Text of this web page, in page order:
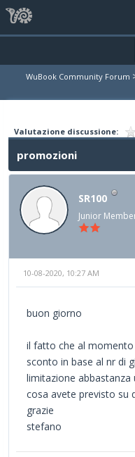
WuBook Community Forum
Valutazione discussione:
promozioni
SR100
Junior
10-08-2020, 10:27 AM
buon giorno
il fatto che al
sconto in base al nr di
limitazione abbastanza
cosa avete previsto su
grazie
stefano